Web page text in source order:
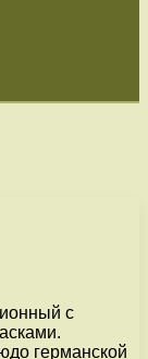
с
германской